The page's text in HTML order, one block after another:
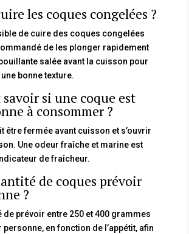
les coques congelées ?
de cuire des coques congelées
de les plonger rapidement
salée avant la cuisson pour
bonne texture.
si une coque est
à consommer ?
être fermée avant cuisson et s’ouvrir
Une odeur fraîche et marine est
de fraîcheur.
de coques prévoir
?
de prévoir entre 250 et 400 grammes
en fonction de l’appétit, afin